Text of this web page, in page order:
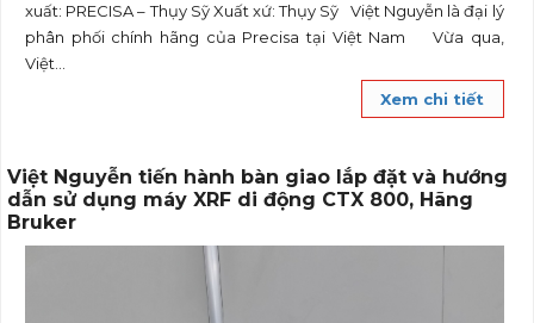
xuất: PRECISA – Thụy Sỹ Xuất xứ: Thụy Sỹ Việt Nguyễn là đại lý
phân phối chính hãng của Precisa tại Việt Nam Vừa qua,
Việt...
Xem chi tiết
Việt Nguyễn tiến hành bàn giao lắp đặt và hướng
dẫn sử dụng máy XRF di động CTX 800, Hãng
Bruker